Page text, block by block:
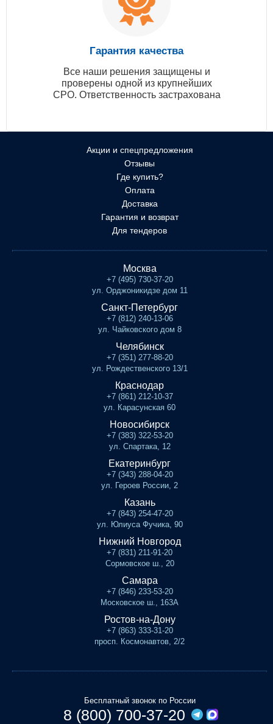
Гарантия качества
Все наши решения защищены и
проверены одной из крупнейших
СРО. Ответственность застрахована
Акции и спецпредложения
Отзывы
Где купить?
Оплата
Доставка
Гарантия и возврат
Для тендеров
Москва
+7 (495) 730-37-20
ул. Орджоникидзе дом 11
Санкт-Петербург
+7 (812) 240-13-06
ул. Чайковского дом 8
Челябинск
+7 (351) 277-88-20
ул. Рождественского 13/1
Краснодар
+7 (861) 212-10-37
ул. Карасунская 60
Новосибирск
+7 (383) 322-53-20
ул. Спартака, 12
Екатеринбург
+7 (343) 288-04-20
ул. Героев России, 2
Казань
+7 (843) 254-47-20
ул. Юлиуса Фучика, 90
Нижний Новгород
+7 (831) 211-91-20
Сормовское ш., 20
Самара
+7 (846) 233-53-20
Московское ш., 163А
Ростов-на-Дону
+7 (863) 333-31-20
просп. Космонавтов, 2/2
Бесплатный звонок по России
8 (800) 700-37-20